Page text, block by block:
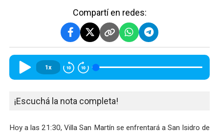
Compartí en redes:
1x
¡Escuchá la nota completa!
Hoy a las 21:30, Villa San Martín se enfrentará a San Isidro de